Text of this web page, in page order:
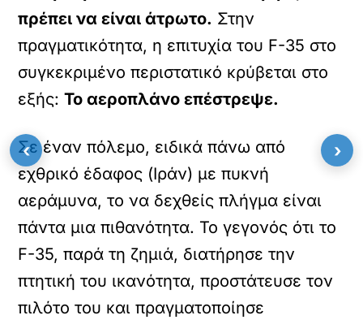
πρέπει να είναι άτρωτο. Στην
πραγματικότητα, η επιτυχία του F-35 στο
συγκεκριμένο περιστατικό κρύβεται στο
εξής:Το αεροπλάνο επέστρεψε.
Σε έναν πόλεμο, ειδικά πάνω από
εχθρικό έδαφος (Ιράν) με πυκνή
αεράμυνα, το να δεχθείς πλήγμα είναι
πάντα μια πιθανότητα. Το γεγονός ότι το
F-35, παρά τη ζημιά, διατήρησε την
πτητική του ικανότητα, προστάτευσε τον
πιλότο του και πραγματοποίησε
‹ ›